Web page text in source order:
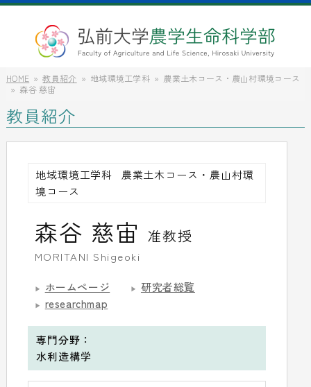
HOME 教員紹介 地域環境工学科
農業土木コース・農山村環境コース
森谷 慈宙
教員紹介
地域環境工学科
農業土木コース・農山村環
境コース
森谷 慈宙 准教授
MORITANI Shigeoki
ホームページ
研究者総覧
researchmap
専門分野：
水利造構学